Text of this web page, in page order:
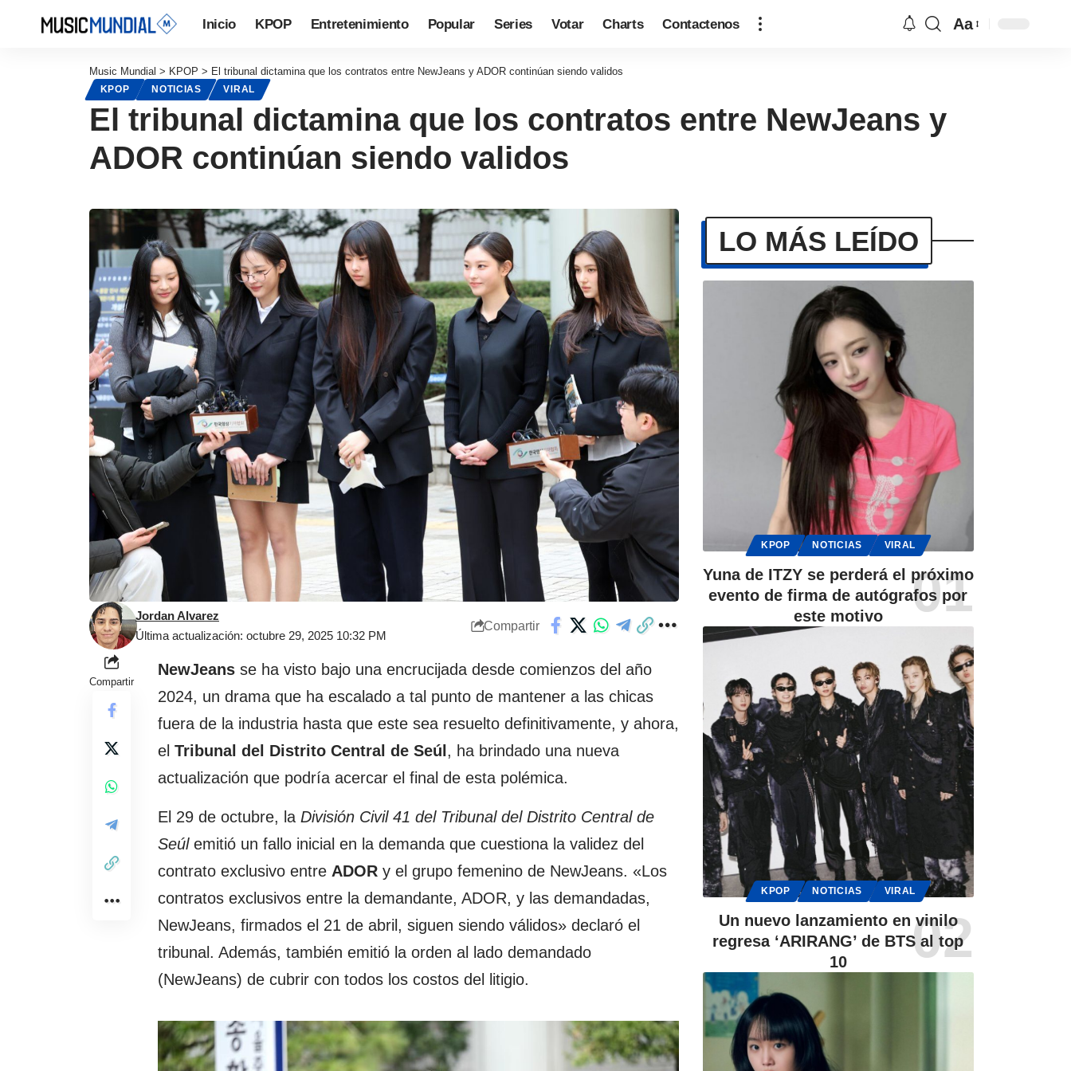
Inicio KPOP Entretenimiento Popular Series Votar Charts Contactenos Aa
Music Mundial > KPOP > El tribunal dictamina que los contratos entre NewJeans y ADOR continúan siendo validos
KPOP NOTICIAS VIRAL
El tribunal dictamina que los contratos entre NewJeans y
ADOR continúan siendo validos
Última actualización: octubre 29, 2025 10:32 PM
Jordan Alvarez
Compartir
Compartir
NewJeans se ha visto bajo una encrucijada desde comienzos del año
2024, un drama que ha escalado a tal punto de mantener a las chicas
fuera de la industria hasta que este sea resuelto definitivamente, y ahora,
el Tribunal del Distrito Central de Seúl , ha brindado una nueva
actualización que podría acercar el final de esta polémica.
El 29 de octubre, la División Civil 41 del Tribunal del Distrito Central de
Seúlemitió un fallo inicial en la demanda que cuestiona la validez del
contrato exclusivo entre ADOR y el grupo femenino de NewJeans. «Los
contratos exclusivos entre la demandante, ADOR, y las demandadas,
NewJeans, firmados el 21 de abril, siguen siendo válidos» declaró el
tribunal. Además, también emitió la orden al lado demandado
(NewJeans) de cubrir con todos los costos del litigio.
LO MÁS LEÍDO
KPOP NOTICIAS VIRAL
Yuna de ITZY se perderá el próximo
evento de firma de autógrafos por
este motivo
KPOP NOTICIAS VIRAL
Un nuevo lanzamiento en vinilo
regresa ‘ARIRANG’ de BTS al top
10